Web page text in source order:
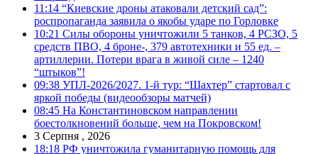
11:14 “Киевские дроны атаковали детский сад”:
роспропаганда заявила о якобы ударе по Горловке
10:21 Силы обороны уничтожили 5 танков, 4 РСЗО, 5
средств ПВО, 4 броне-, 379 автотехники и 55 ед. –
артиллерии. Потери врага в живой силе – 1240
“штыков”!
09:38 УПЛ-2026/2027. 1-й тур: “Шахтер” стартовал с
яркой победы (видеообзоры матчей)
08:45 На Константиновском направлении
боестолкновений больше, чем на Покровском!
3 Серпня , 2026
18:18 РФ уничтожила гуманитарную помощь для